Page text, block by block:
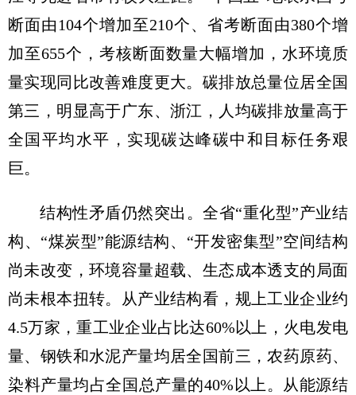
断面由104个增加至210个、省考断面由380个增
加至655个，考核断面数量大幅增加，水环境质
量实现同比改善难度更大。碳排放总量位居全国
第三，明显高于广东、浙江，人均碳排放量高于
全国平均水平，实现碳达峰碳中和目标任务艰
巨。
结构性矛盾仍然突出。全省“重化型”产业结
构、“煤炭型”能源结构、“开发密集型”空间结构
尚未改变，环境容量超载、生态成本透支的局面
尚未根本扭转。从产业结构看，规上工业企业约
4.5万家，重工业企业占比达60%以上，火电发电
量、钢铁和水泥产量均居全国前三，农药原药、
染料产量均占全国总产量的40%以上。从能源结